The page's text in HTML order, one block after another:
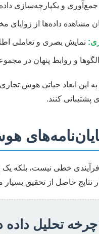
جمع‌آوری و یکپارچه‌سازی
مشاهده داده‌ها از زوایای
نمایش بصری و تعاملی
و روابط پنهان در
این ابعاد حیاتی هوش
کنند.
فرآیندی خطی نیست،
نتایج حاصل از تحقیق
چرخه تحلیل